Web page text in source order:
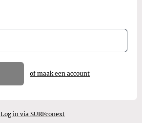
of maak een account
Log in via SURFconext